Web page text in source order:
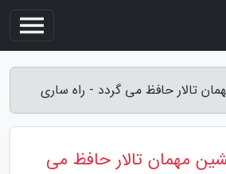
تالار حافظ می گردد - راه ساری
مهمان تالار حافظ می